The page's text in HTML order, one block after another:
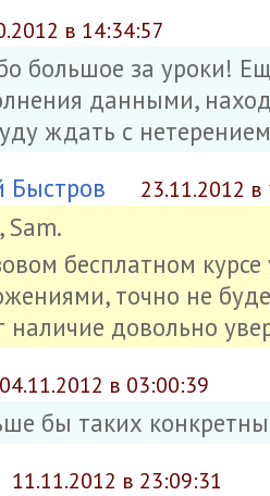
в 14:34:57
большое за уроки!
данными,
ждать с
Быстров 23.11.2012 в
бесплатном
точно не
наличие довольно
04.11.2012 в 03:00:39
бы таких
11.11.2012 в 23:09:31